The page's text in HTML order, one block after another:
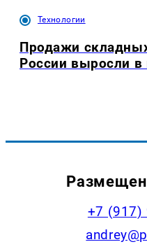
Технологии
Продажи
России выросли в
+7 (917)